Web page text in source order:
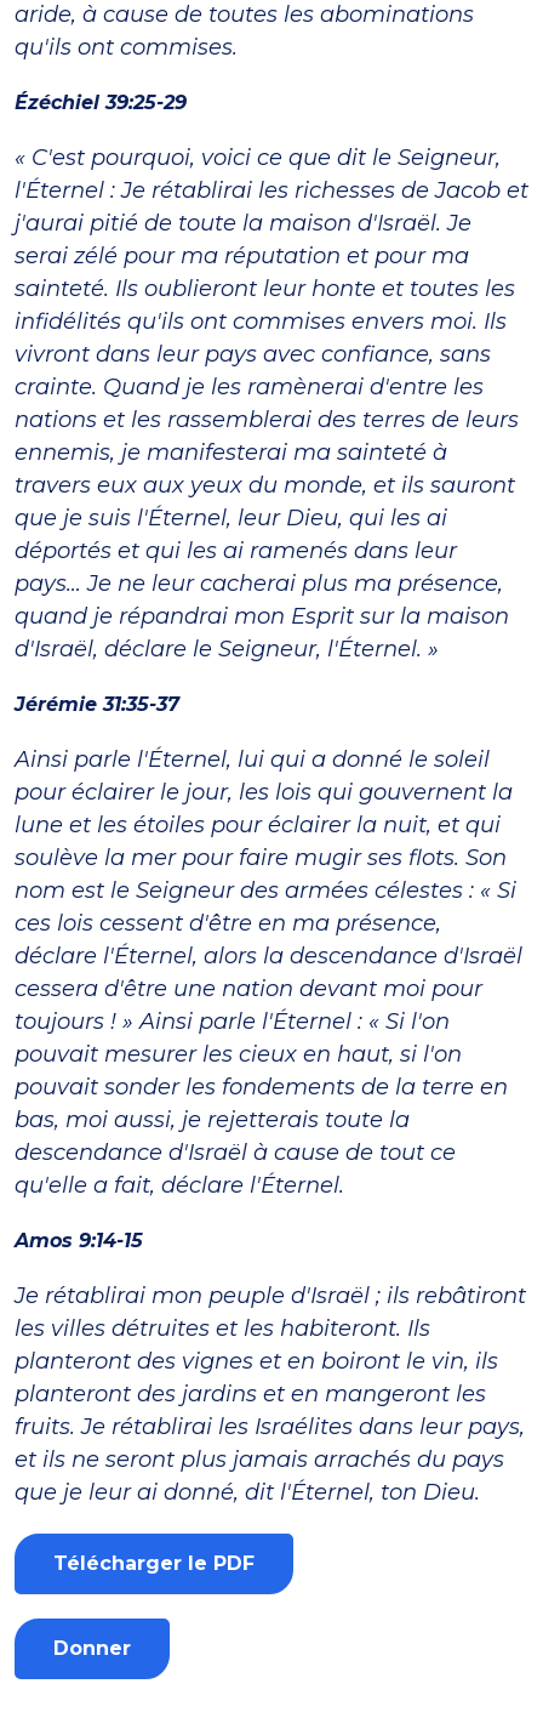
aride, à cause de toutes les abominations
qu'ils ont commises.
Ézéchiel 39:25-29
« C'est pourquoi, voici ce que dit le Seigneur,
l'Éternel : Je rétablirai les richesses de Jacob et
j'aurai pitié de toute la maison d'Israël. Je
serai zélé pour ma réputation et pour ma
sainteté. Ils oublieront leur honte et toutes les
infidélités qu'ils ont commises envers moi. Ils
vivront dans leur pays avec confiance, sans
crainte. Quand je les ramènerai d'entre les
nations et les rassemblerai des terres de leurs
ennemis, je manifesterai ma sainteté à
travers eux aux yeux du monde, et ils sauront
que je suis l'Éternel, leur Dieu, qui les ai
déportés et qui les ai ramenés dans leur
pays… Je ne leur cacherai plus ma présence,
quand je répandrai mon Esprit sur la maison
d'Israël, déclare le Seigneur, l'Éternel. »
Jérémie 31:35-37
Ainsi parle l'Éternel, lui qui a donné le soleil
pour éclairer le jour, les lois qui gouvernent la
lune et les étoiles pour éclairer la nuit, et qui
soulève la mer pour faire mugir ses flots. Son
nom est le Seigneur des armées célestes : « Si
ces lois cessent d'être en ma présence,
déclare l'Éternel, alors la descendance d'Israël
cessera d'être une nation devant moi pour
toujours ! » Ainsi parle l'Éternel : « Si l'on
pouvait mesurer les cieux en haut, si l'on
pouvait sonder les fondements de la terre en
bas, moi aussi, je rejetterais toute la
descendance d'Israël à cause de tout ce
qu'elle a fait, déclare l'Éternel.
Amos 9:14-15
Je rétablirai mon peuple d'Israël ; ils rebâtiront
les villes détruites et les habiteront. Ils
planteront des vignes et en boiront le vin, ils
planteront des jardins et en mangeront les
fruits. Je rétablirai les Israélites dans leur pays,
et ils ne seront plus jamais arrachés du pays
que je leur ai donné, dit l'Éternel, ton Dieu.
Télécharger le PDF
Donner